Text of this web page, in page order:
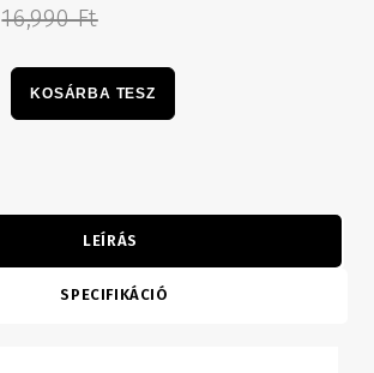
16,990 Ft
KOSÁRBA TESZ
LEÍRÁS
SPECIFIKÁCIÓ